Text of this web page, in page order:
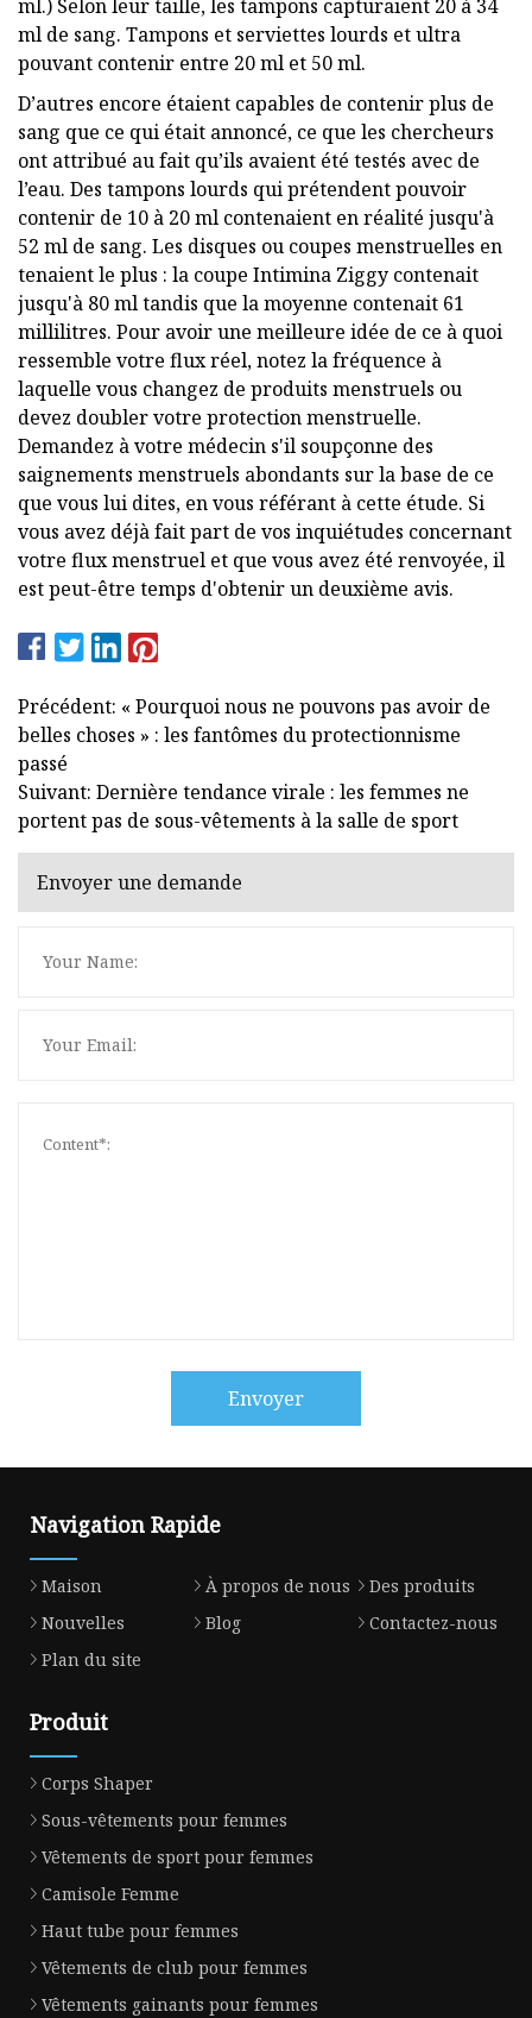
ml.) Selon leur taille, les tampons capturaient 20 à 34
ml de sang. Tampons et serviettes lourds et ultra
pouvant contenir entre 20 ml et 50 ml.
D’autres encore étaient capables de contenir plus de
sang que ce qui était annoncé, ce que les chercheurs
ont attribué au fait qu’ils avaient été testés avec de
l’eau. Des tampons lourds qui prétendent pouvoir
contenir de 10 à 20 ml contenaient en réalité jusqu'à
52 ml de sang. Les disques ou coupes menstruelles en
tenaient le plus : la coupe Intimina Ziggy contenait
jusqu'à 80 ml tandis que la moyenne contenait 61
millilitres. Pour avoir une meilleure idée de ce à quoi
ressemble votre flux réel, notez la fréquence à
laquelle vous changez de produits menstruels ou
devez doubler votre protection menstruelle.
Demandez à votre médecin s'il soupçonne des
saignements menstruels abondants sur la base de ce
que vous lui dites, en vous référant à cette étude. Si
vous avez déjà fait part de vos inquiétudes concernant
votre flux menstruel et que vous avez été renvoyée, il
est peut-être temps d'obtenir un deuxième avis.
Précédent: « Pourquoi nous ne pouvons pas avoir de
belles choses » : les fantômes du protectionnisme
passé
Suivant: Dernière tendance virale : les femmes ne
portent pas de sous-vêtements à la salle de sport
Envoyer une demande
Envoyer
Navigation Rapide
Maison À propos de nous
Des produits
Nouvelles
Blog
Contactez-nous
Plan du site
Produit
Corps Shaper
Sous-vêtements pour femmes
Vêtements de sport pour femmes
Camisole Femme
Haut tube pour femmes
Vêtements de club pour femmes
Vêtements gainants pour femmes